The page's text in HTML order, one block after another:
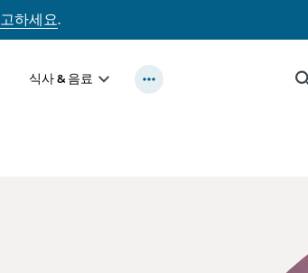
하세요.
식사 & 음료